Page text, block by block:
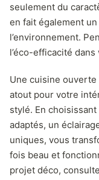
seulement du
en fait également
l’environnement.
l’éco-efficacité dans
Une cuisine
atout pour votre
stylé. En
adaptés, un
uniques, vous
fois beau et
projet déco,